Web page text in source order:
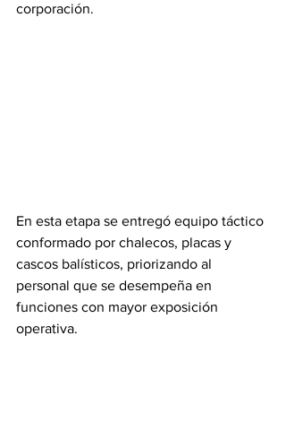
corporación.
En esta etapa se entregó equipo táctico
conformado por chalecos, placas y
cascos balísticos, priorizando al
personal que se desempeña en
funciones con mayor exposición
operativa.